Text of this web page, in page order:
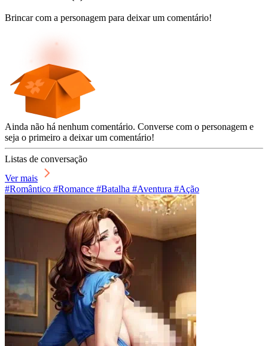
Brincar com a personagem para deixar um comentário!
Ainda não há nenhum comentário. Converse com o personagem e
seja o primeiro a deixar um comentário!
Listas de conversação
Ver mais
#Romântico #Romance #Batalha #Aventura #Ação